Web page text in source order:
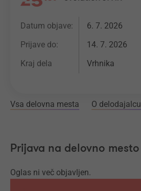
Datum objave:
6. 7. 2026
Prijave do:
14. 7. 2026
Kraj dela
Vrhnika
Vsa delovna mesta O delodajalcu
Prijava na delovno mesto
Oglas ni več objavljen.